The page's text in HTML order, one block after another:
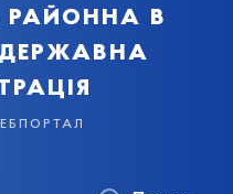
районна в
державна